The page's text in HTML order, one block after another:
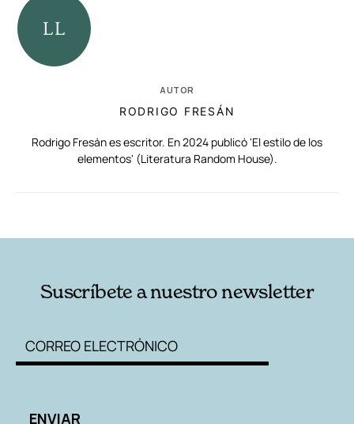
AUTOR
RODRIGO FRESÁN
Rodrigo Fresán es escritor. En 2024 publicó 'El estilo de los
elementos' (Literatura Random House).
Suscríbete a nuestro newsletter